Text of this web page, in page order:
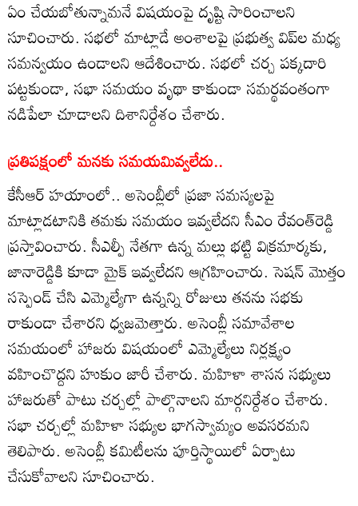
ఏం చేయబోతున్నామనే విషయంపై దృష్టి సారించాలని
సూచించారు. సభలో మాట్లాడే అంశాలపై ప్రభుత్వ విప్‌ల మధ్య
సమన్వయం ఉండాలని ఆదేశించారు. సభలో చర్చ పక్కదారి
పట్టకుండా, సభా సమయం వృథా కాకుండా సమర్థవంతంగా
నడిపేలా చూడాలని దిశానిర్దేశం చేశారు.
ప్రతిపక్షంలో మనకు సమయమివ్వలేదు..
కేసీఆర్ హయాంలో.. అసెంబ్లీలో ప్రజా సమస్యలపై
మాట్లాడటానికి తమకు సమయం ఇవ్వలేదని సీఎం రేవంత్‌రెడ్డి
ప్రస్తావించారు. సీఎల్పీ నేతగా ఉన్న మల్లు భట్టి విక్రమార్కకు,
జానారెడ్డికి కూడా మైక్ ఇవ్వలేదని ఆగ్రహించారు. సెషన్ మొత్తం
సస్పెండ్ చేసి ఎమ్మెల్యేగా ఉన్నన్ని రోజులు తనను సభకు
రాకుండా చేశారని ధ్వజమెత్తారు. అసెంబ్లీ సమావేశాల
సమయంలో హాజరు విషయంలో ఎమ్మెల్యేలు నిర్లక్ష్యం
వహించొద్దని హుకుం జారీ చేశారు. మహిళా శాసన సభ్యులు
హాజరుతో పాటు చర్చల్లో పాల్గొనాలని మార్గనిర్దేశం చేశారు.
సభా చర్చల్లో మహిళా సభ్యుల భాగస్వామ్యం అవసరమని
తెలిపారు. అసెంబ్లీ కమిటీలను పూర్తిస్థాయిలో ఏర్పాటు
చేసుకోవాలని సూచించారు.